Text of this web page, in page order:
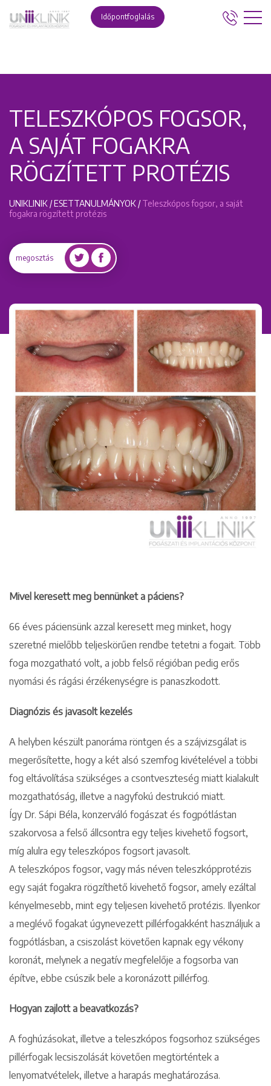
Időpontfoglalás
TELESZKÓPOS FOGSOR,
A SAJÁT FOGAKRA
RÖGZÍTETT PROTÉZIS
UNIKLINIK /ESETTANULMÁNYOK /Teleszkópos fogsor, a saját
fogakra rögzített protézis
megosztás
Mivel keresett meg bennünket a páciens?
66 éves páciensünk azzal keresett meg minket, hogy
szeretné mielőbb teljeskörűen rendbe tetetni a fogait. Több
foga mozgatható volt, a jobb felső régióban pedig erős
nyomási és rágási érzékenységre is panaszkodott.
Diagnózis és javasolt kezelés
A helyben készült panoráma röntgen és a szájvizsgálat is
megerősítette, hogy a két alsó szemfog kivételével a többi
fog eltávolítása szükséges a csontveszteség miatt kialakult
mozgathatóság, illetve a nagyfokú destrukció miatt.
Így Dr. Sápi Béla, konzerváló fogászat és fogpótlástan
szakorvosa a felső állcsontra egy teljes kivehető fogsort,
míg alulra egy teleszkópos fogsort javasolt.
A teleszkópos fogsor, vagy más néven teleszkópprotézis
egy saját fogakra rögzíthető kivehető fogsor, amely ezáltal
kényelmesebb, mint egy teljesen kivehető protézis. Ilyenkor
a meglévő fogakat úgynevezett pillérfogakként használjuk a
fogpótlásban, a csiszolást követően kapnak egy vékony
koronát, melynek a negatív megfelelője a fogsorba van
építve, ebbe csúszik bele a koronázott pillérfog.
Hogyan zajlott a beavatkozás?
A foghúzásokat, illetve a teleszkópos fogsorhoz szükséges
pillérfogak lecsiszolását követően megtörténtek a
lenyomatvételek, illetve a harapás meghatározása.